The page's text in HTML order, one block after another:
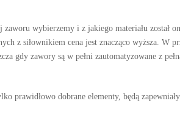
wybierzemy i z jakiego materiału został
z siłownikiem cena jest znacząco wyższa. W
gdy zawory są w pełni zautomatyzowane z
prawidłowo dobrane elementy, będą zapewniały